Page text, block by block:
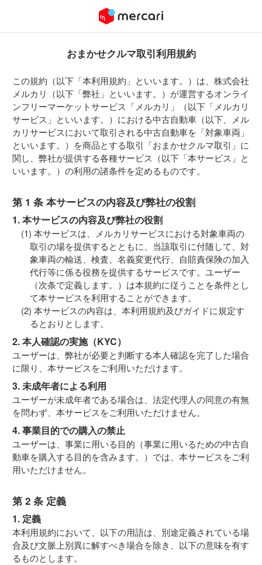
おまかせクルマ取引利用規約
この規約（以下「本利用規約」といいます。）は、株式会社
メルカリ（以下「弊社」といいます。）が運営するオンライ
ンフリーマーケットサービス「メルカリ」（以下「メルカリ
サービス」といいます。）における中古自動車（以下、メル
カリサービスにおいて取引される中古自動車を「対象車両」
といいます。）を商品とする取引「おまかせクルマ取引」に
関し、弊社が提供する各種サービス（以下「本サービス」と
いいます。）の利用の諸条件を定めるものです。
第 1 条 本サービスの内容及び弊社の役割
1. 本サービスの内容及び弊社の役割
本サービスは、メルカリサービスにおける対象車両の
取引の場を提供するとともに、当該取引に付随して、対
象車両の輸送、検査、名義変更代行、自賠責保険の加入
代行等に係る役務を提供するサービスです。ユーザー
（次条で定義します。）は本規約に従うことを条件とし
て本サービスを利用することができます。
本サービスの内容は、本利用規約及びガイドに規定す
るとおりとします。
2. 本人確認の実施（KYC）
ユーザーは、弊社が必要と判断する本人確認を完了した場合
に限り、本サービスをご利用いただけます。
3. 未成年者による利用
ユーザーが未成年者である場合は、法定代理人の同意の有無
を問わず、本サービスをご利用いただけません。
4. 事業目的での購入の禁止
ユーザーは、事業に用いる目的（事業に用いるための中古自
動車を購入する目的を含みます。）では、本サービスをご利
用いただけません。
第 2 条 定義
1. 定義
本利用規約において、以下の用語は、別途定義されている場
合及び文脈上別異に解すべき場合を除き、以下の意味を有す
るものとします。